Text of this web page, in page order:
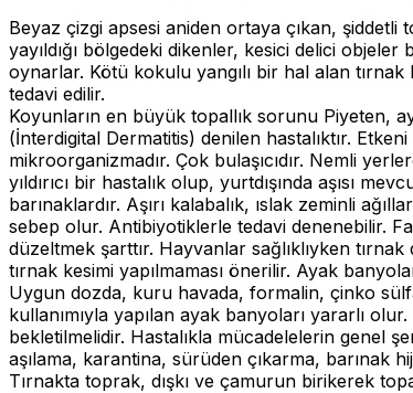
Beyaz çizgi apsesi aniden ortaya çıkan,
yayıldığı bölgedeki dikenler, kesici delici objeler
oynarlar. Kötü kokulu yangılı bir hal alan
tedavi edilir.
Koyunların en büyük topallık sorunu Piyeten,
(İnterdigital Dermatitis) denilen hastalıktır.
mikroorganizmadır. Çok bulaşıcıdır. Nemli
yıldırıcı bir hastalık olup, yurtdışında aşısı
barınaklardır. Aşırı kalabalık, ıslak zeminli
sebep olur. Antibiyotiklerle tedavi denenebilir.
düzeltmek şarttır. Hayvanlar sağlıklıyken
tırnak kesimi yapılmaması önerilir. Ayak
Uygun dozda, kuru havada, formalin, çinko
kullanımıyla yapılan ayak banyoları yararlı
bekletilmelidir. Hastalıkla mücadelelerin genel
aşılama, karantina, sürüden çıkarma, barınak
Tırnakta toprak, dışkı ve çamurun birikerek